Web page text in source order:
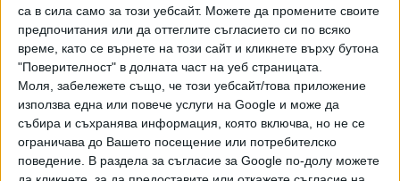
са в сила само за този уебсайт. Можете да промените своите
предпочитания или да оттеглите съгласието си по всяко
време, като се върнете на този сайт и кликнете върху бутона
"Поверителност" в долната част на уеб страницата.
Моля, забележете също, че този уебсайт/това приложение
използва една или повече услуги на Google и може да
събира и съхранява информация, която включва, но не се
ограничава до Вашето посещение или потребителско
поведение. В раздела за съгласие за Google по-долу можете
гражданите. Той отбелязал, че законопроектът е станал
заложник на политическата реторика и е бил приет без
достатъчно обществено обсъждане.
Досегашният президент Петро Порошенко, който ще
остане на поста до края на следващия месец, каза, че
ще подпише приетия днес от парламента нормативен
акт - последната необходима стъпка за влизането му в
сила.